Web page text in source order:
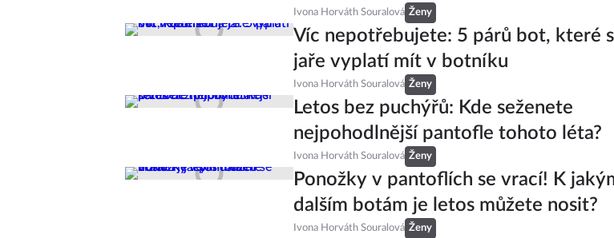
Ivona Horváth Souralová Ženy
Víc nepotřebujete: 5 párů bot, které
jaře vyplatí mít v botníku
Ivona Horváth Souralová Ženy
Letos bez puchýřů: Kde seženete
nejpohodlnější pantofle tohoto léta?
Ivona Horváth Souralová Ženy
Ponožky v pantoflích se vrací! K
dalším botám je letos můžete nosit?
Ivona Horváth Souralová Ženy